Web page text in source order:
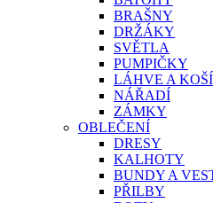
BRAŠNY
DRŽÁKY
SVĚTLA
PUMPIČKY
LÁHVE A
NÁŘADÍ
ZÁMKY
OBLEČENÍ
DRESY
KALHOTY
BUNDY A
PŘILBY